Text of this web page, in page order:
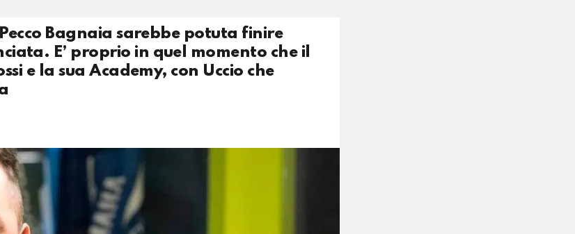
Bagnaia sarebbe potuta finire
E’ proprio in quel momento che il
e la sua Academy, con Uccio che